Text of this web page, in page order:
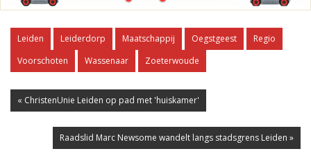
Leiden Leiderdorp Maatschappij Oegstgeest
Regio
Voorschoten
Wassenaar Zoeterwoude
« ChristenUnie Leiden op pad met 'huiskamer'
Raadslid Marc Newsome wandelt langs stadsgrens Leiden »